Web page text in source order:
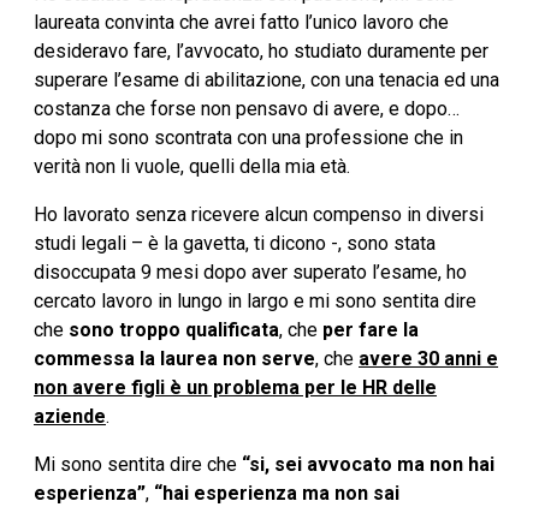
laureata convinta che avrei fatto l’unico lavoro che
desideravo fare, l’avvocato, ho studiato duramente per
superare l’esame di abilitazione, con una tenacia ed una
costanza che forse non pensavo di avere, e dopo…
dopo mi sono scontrata con una professione che in
verità non li vuole, quelli della mia età.
Ho lavorato senza ricevere alcun compenso in diversi
studi legali – è la gavetta, ti dicono -, sono stata
disoccupata 9 mesi dopo aver superato l’esame, ho
cercato lavoro in lungo in largo e mi sono sentita dire
che sono troppo qualificata, che per fare la
commessa la laurea non serve, che avere 30 anni e
non avere figli è un problema per le HR delle
aziende.
Mi sono sentita dire che “si, sei avvocato ma non hai
esperienza”, “hai esperienza ma non sai